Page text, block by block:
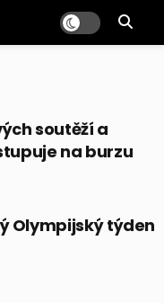
soutěží a
na burzu
Olympijský týden